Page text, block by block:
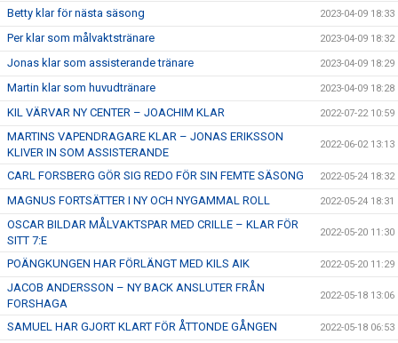
Betty klar för nästa säsong 2023-04-09 18:33
Per klar som målvaktstränare 2023-04-09 18:32
Jonas klar som assisterande tränare 2023-04-09 18:29
Martin klar som huvudtränare 2023-04-09 18:28
KIL VÄRVAR NY CENTER – JOACHIM KLAR 2022-07-22 10:59
MARTINS VAPENDRAGARE KLAR – JONAS ERIKSSON
KLIVER IN SOM ASSISTERANDE
2022-06-02 13:13
CARL FORSBERG GÖR SIG REDO FÖR SIN FEMTE SÄSONG 2022-05-24 18:32
MAGNUS FORTSÄTTER I NY OCH NYGAMMAL ROLL 2022-05-24 18:31
OSCAR BILDAR MÅLVAKTSPAR MED CRILLE – KLAR FÖR
SITT 7:E
2022-05-20 11:30
POÄNGKUNGEN HAR FÖRLÄNGT MED KILS AIK 2022-05-20 11:29
JACOB ANDERSSON – NY BACK ANSLUTER FRÅN
FORSHAGA
2022-05-18 13:06
SAMUEL HAR GJORT KLART FÖR ÅTTONDE GÅNGEN 2022-05-18 06:53